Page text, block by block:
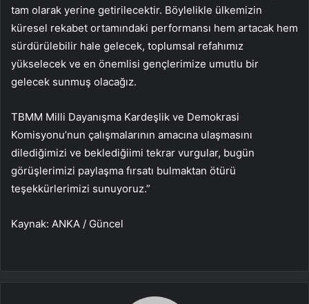
tam olarak yerine getirilecektir. Böylelikle ülkemizin
küresel rekabet ortamındaki performansı hem artacak hem
sürdürülebilir hale gelecek, toplumsal refahımız
yükselecek ve en önemlisi gençlerimize umutlu bir
gelecek sunmuş olacağız.
TBMM Milli Dayanışma Kardeşlik ve Demokrasi
Komisyonu’nun çalışmalarının amacına ulaşmasını
dilediğimizi ve beklediğiimi tekrar vurgular, bugün
görüşlerimizi paylaşma fırsatı bulmaktan ötürü
teşekkürlerimizi sunuyoruz.”
Kaynak: ANKA / Güncel